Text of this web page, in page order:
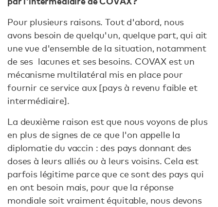
Pour plusieurs raisons. Tout d'abord, nous
avons besoin de quelqu'un, quelque part, qui ait
une vue d'ensemble de la situation, notamment
de ses lacunes et ses besoins. COVAX est un
mécanisme multilatéral mis en place pour
fournir ce service aux [pays à revenu faible et
intermédiaire].
La deuxième raison est que nous voyons de plus
en plus de signes de ce que l'on appelle la
diplomatie du vaccin : des pays donnant des
doses à leurs alliés ou à leurs voisins. Cela est
parfois légitime parce que ce sont des pays qui
en ont besoin mais, pour que la réponse
mondiale soit vraiment équitable, nous devons